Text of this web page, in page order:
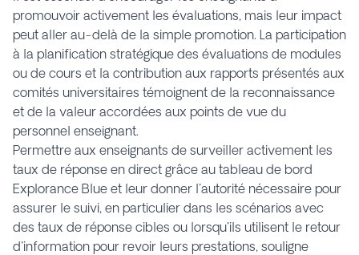
promouvoir activement les évaluations, mais leur impact
peut aller au-delà de la simple promotion. La participation
à la planification stratégique des évaluations de modules
ou de cours et la contribution aux rapports présentés aux
comités universitaires témoignent de la reconnaissance
et de la valeur accordées aux points de vue du
personnel enseignant.
Permettre aux enseignants de surveiller activement les
taux de réponse en direct grâce au tableau de bord
Explorance Blue et leur donner l'autorité nécessaire pour
assurer le suivi, en particulier dans les scénarios avec
des taux de réponse cibles ou lorsqu'ils utilisent le retour
d'information pour revoir leurs prestations, souligne